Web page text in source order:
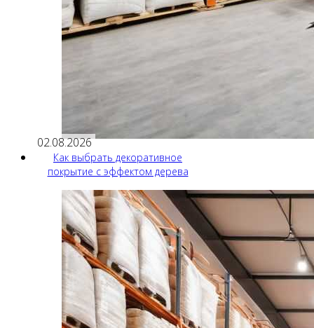
02.08.2026
Как выбрать декоративное
покрытие с эффектом дерева